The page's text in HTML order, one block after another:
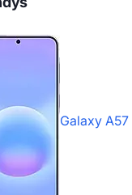
Galaxy A57